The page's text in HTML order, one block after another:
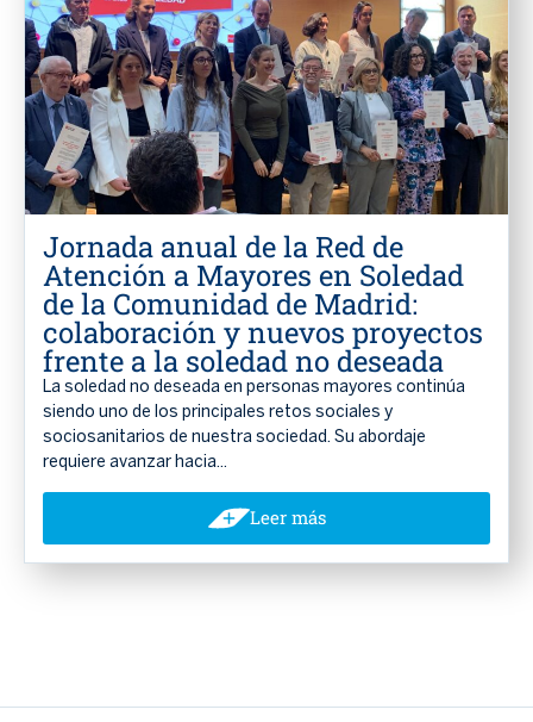
Jornada anual de la Red de
Atención a Mayores en Soledad
de la Comunidad de Madrid:
colaboración y nuevos proyectos
frente a la soledad no deseada
La soledad no deseada en personas mayores continúa
siendo uno de los principales retos sociales y
sociosanitarios de nuestra sociedad. Su abordaje
requiere avanzar hacia...
Leer más